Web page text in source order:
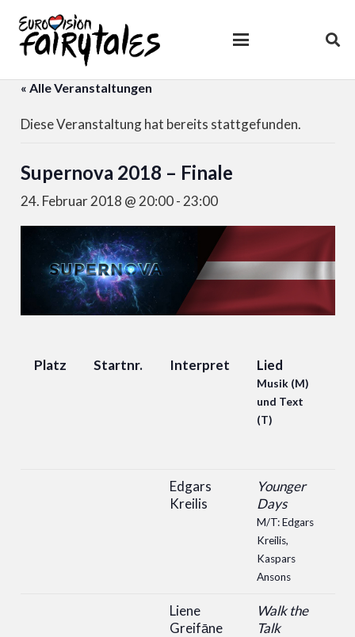
« Alle Veranstaltungen
Diese Veranstaltung hat bereits stattgefunden.
Supernova 2018 – Finale
24. Februar 2018 @ 20:00- 23:00
Platz Startnr. Interpret Lied
Musik (M)
und Text
(T)
Edgars
Kreilis
Younger
Days
M/T: Edgars
Kreilis,
Kaspars
Ansons
Liene
Greifāne
Walk the
Talk